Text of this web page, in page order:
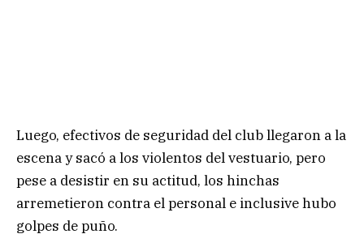
Luego, efectivos de seguridad del club llegaron a la
escena y sacó a los violentos del vestuario, pero
pese a desistir en su actitud, los hinchas
arremetieron contra el personal e inclusive hubo
golpes de puño.